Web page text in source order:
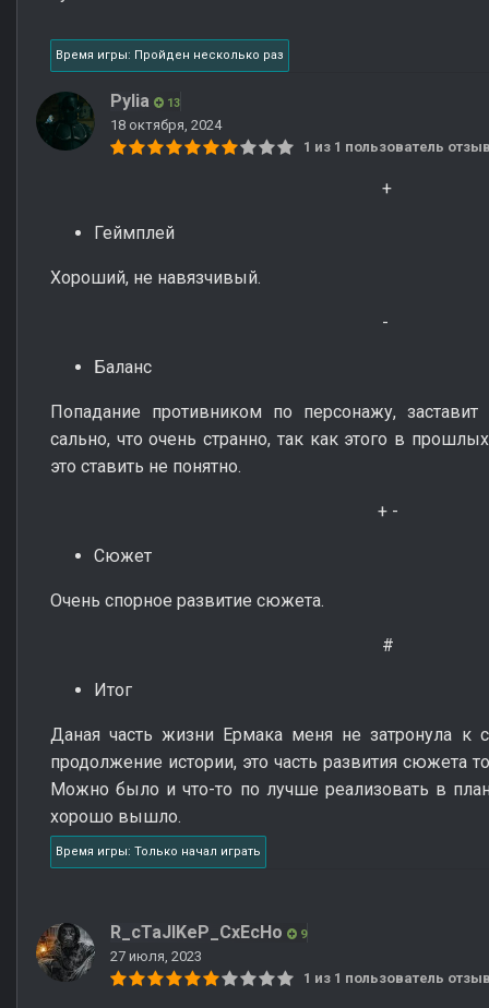
Время игры: Пройден несколько раз
Pylia 13
18 октября, 2024
1 из 1 пользователь
+
Геймплей
Хороший, не навязчивый.
-
Баланс
Попадание противником по персонажу,
сально, что очень странно, так как этого в
это ставить не понятно.
+ -
Сюжет
Очень спорное развитие сюжета.
#
Итог
Даная часть жизни Ермака меня не затронула
продолжение истории, это часть развития сюжета
Можно было и что-то по лучше реализовать в
хорошо вышло.
Время игры: Только начал играть
R_cTaJlKeP_CxEcHo 9
27 июля, 2023
1 из 1 пользователь